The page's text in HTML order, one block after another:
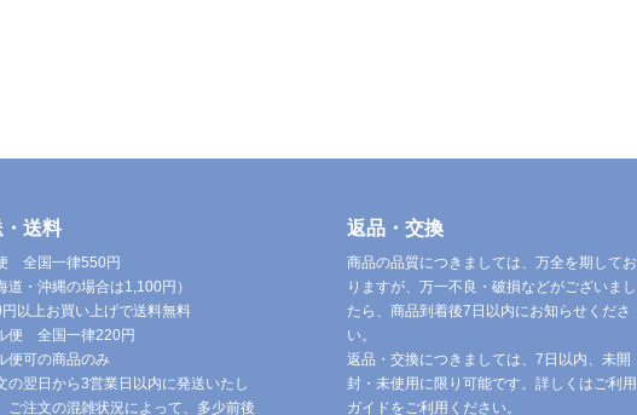
・送料
全国一律550円
道・沖縄の場合は1,100円）
以上お買い上げで送料無料
便 全国一律220円
便可の商品のみ
の翌日から3営業日以内に発送いたし
ご注文の混雑状況によって、多少前後
返品・交換
商品の品質につきましては、万全を期してお
りますが、万一不良・破損などがございまし
たら、商品到着後7日以内にお知らせくださ
い。
返品・交換につきましては、7日以内、未開
封・未使用に限り可能です。詳しくはご利用
ガイドをご利用ください。